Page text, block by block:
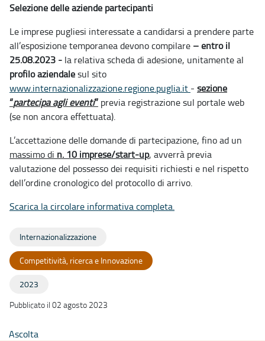
Selezione delle aziende partecipanti
Le imprese pugliesi interessate a candidarsi a prendere parte
all’esposizione temporanea devono compilare – entro il
25.08.2023 - la relativa scheda di adesione, unitamente al
profilo aziendalesul sito
www.internazionalizzazione.regione.puglia.it - sezione
“partecipa agli eventi” previa registrazione sul portale web
(se non ancora effettuata).
L’accettazione delle domande di partecipazione, fino ad un
massimo di n. 10 imprese/start-up, avverrà previa
valutazione del possesso dei requisiti richiesti e nel rispetto
dell’ordine cronologico del protocollo di arrivo.
Scarica la circolare informativa completa.
Internazionalizzazione
Competitività, ricerca e Innovazione
2023
Pubblicato il 02 agosto 2023
Ascolta